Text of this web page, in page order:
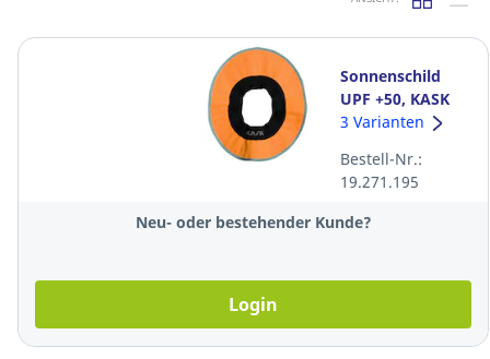
Sonnenschild
UPF +50, KASK
Superplasma,
orange fluo
3 Varianten
Bestell-Nr.:
19.271.195
Neu- oder bestehender Kunde?
Login